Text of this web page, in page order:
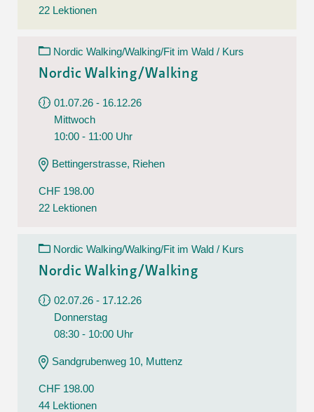
22 Lektionen
Nordic Walking/Walking/Fit im Wald / Kurs
Nordic Walking/Walking
01.07.26 - 16.12.26
Mittwoch
10:00 - 11:00 Uhr
Bettingerstrasse, Riehen
CHF 198.00
22 Lektionen
Nordic Walking/Walking/Fit im Wald / Kurs
Nordic Walking/Walking
02.07.26 - 17.12.26
Donnerstag
08:30 - 10:00 Uhr
Sandgrubenweg 10, Muttenz
CHF 198.00
44 Lektionen